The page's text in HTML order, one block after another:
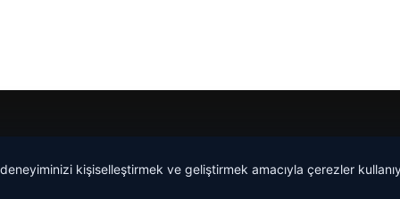
kişiselleştirmek ve geliştirmek amacıyla çerezler